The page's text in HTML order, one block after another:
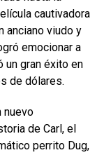
cautivadora
anciano viudo y
emocionar a
un gran éxito en
de dólares.
nuevo
de Carl, el
perrito Dug,